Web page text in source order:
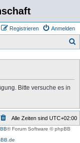
Anmelden
Registrieren
Bitte versuche es in
Alle Zeiten sind UTC+02:00
® Forum Software © phpBB